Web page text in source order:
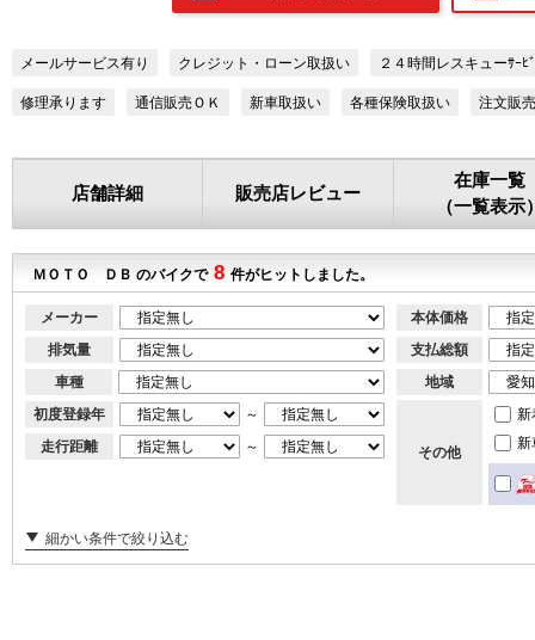
メールサービス有り クレジット・ローン取扱い ２４時間レスキューｻｰﾋ
修理承ります 通信販売ＯＫ 新車取扱い 各種保険取扱い 注文販売
店舗詳細 販売店レビュー
在庫一覧
（一覧表示
ＭＯＴＯ ＤＢ のバイクで 8 件がヒットしました。
メーカー
排気量
車種
初度登録年
～
走行距離
～
本体価格
支払総額
地域
その他
新
新
細かい条件で絞り込む